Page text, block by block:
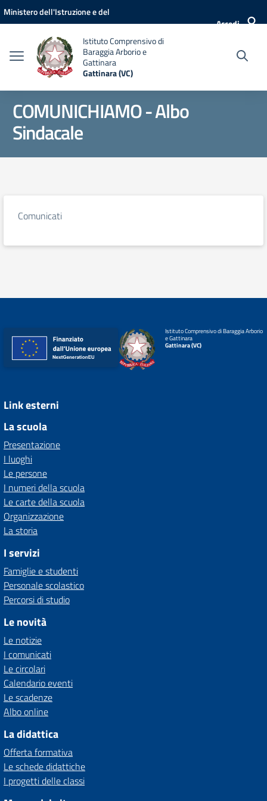
Vai ai contenuti
Vai al menu di navigazione
Vai al footer
Ministero dell'Istruzione e del
Accedi
Istituto Comprensivo di
Baraggia Arborio e
Gattinara
Gattinara (VC)
COMUNICHIAMO - Albo
Sindacale
Comunicati
Istituto Comprensivo di Baraggia Arborio
e Gattinara
Gattinara (VC)
Link esterni
La scuola
Presentazione
I luoghi
Le persone
I numeri della scuola
Le carte della scuola
Organizzazione
La storia
I servizi
Famiglie e studenti
Personale scolastico
Percorsi di studio
Le novità
Le notizie
I comunicati
Le circolari
Calendario eventi
Le scadenze
Albo online
La didattica
Offerta formativa
Le schede didattiche
I progetti delle classi